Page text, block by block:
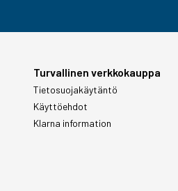
Turvallinen verkkokauppa
Tietosuojakäytäntö
Käyttöehdot
Klarna information